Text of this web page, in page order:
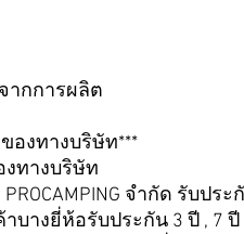
ากการผลิต
องทางบริษัท***
งทางบริษัท
จำกัด รับประ
างยี่ห้อรับประกัน 3 ปี , 7 ปี